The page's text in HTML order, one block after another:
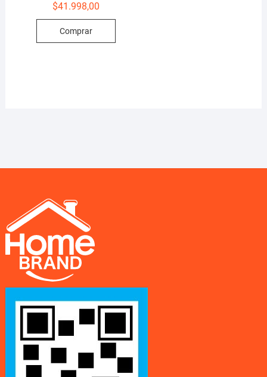
$41.998,00
Comprar